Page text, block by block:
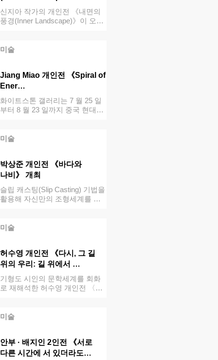
신지아 작가의 개인전 《내면의
풍경(Inner Landscape)》이 오…
미술
Jiang Miao 개인전 《Spiral of
Ener…
화이트스톤 갤러리는 7 월 25 일
부터 8 월 23 일까지 중국 현대
미술
박상준 개인전 《바다와
나비》 개최
슬립 캐스팅(Slip Casting) 기법을
활용해 자신만의 조형세계를 …
미술
허수영 개인전 《다시, 그 길
위의 우리: 길 위에서 …
기형도 시인의 문학세계를 회화
로 재해석한 허수영 개인전 〈다
미술
안부 · 배지인 2인전 《서로
다른 시간에 서 있더라도…